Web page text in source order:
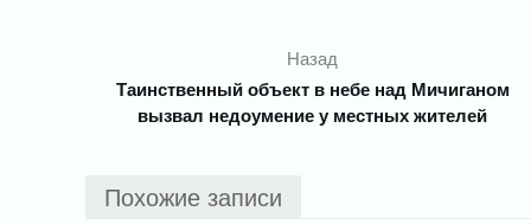
Назад
Таинственный объект в небе над Мичиганом
вызвал недоумение у местных жителей
Похожие записи